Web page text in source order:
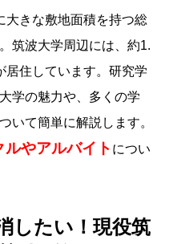
大きな敷地面積を持つ総
筑波大学周辺には、約1.
居住しています。研究学
学の魅力や、多くの学
いて簡単に解説します。
やアルバイト につい
したい！現役筑